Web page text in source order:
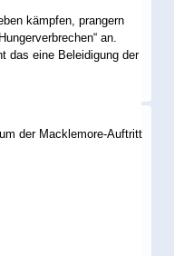
kämpfen, prangern
an.
das eine Beleidigung der